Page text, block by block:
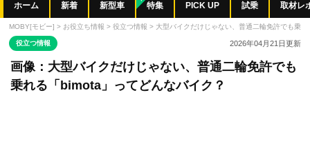
ホーム 新着 新型車 特集 PICK UP 試乗 取材レ
MOBY[モビー] > お役立ち情報 > 役立つ情報 > 大型バイクだけじゃない、普通二輪免許でも乗
役立つ情報 2026年04月21日更新
画像：大型バイクだけじゃない、普通二輪免許でも
乗れる「bimota」ってどんなバイク？